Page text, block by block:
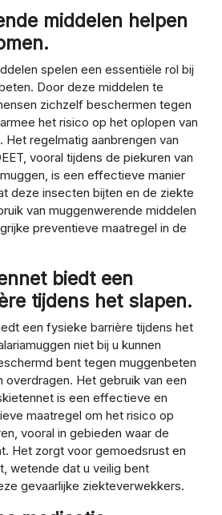
middelen helpen
spelen een essentiële rol bij
Door deze middelen te
zichzelf beschermen tegen
het risico op het oplopen van
Het regelmatig aanbrengen van
vooral tijdens de piekuren van
is een effectieve manier
deze insecten bijten en de ziekte
van muggenwerende middelen
preventieve maatregel in de
biedt een
tijdens het slapen.
een fysieke barrière tijdens het
niet bij u kunnen
bent tegen muggenbeten
overdragen. Het gebruik van een
is een effectieve en
maatregel om het risico op
vooral in gebieden waar de
Het zorgt voor gemoedsrust en
wetende dat u veilig bent
gevaarlijke ziekteverwekkers.